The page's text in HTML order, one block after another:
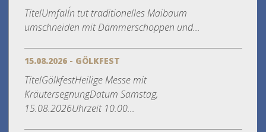
TitelUmfall´n tut traditionelles Maibaum
umschneiden mit Dämmerschoppen und...
15.08.2026 - GÖLKFEST
TitelGölkfestHeilige Messe mit
KräutersegnungDatum Samstag,
15.08.2026Uhrzeit 10.00...